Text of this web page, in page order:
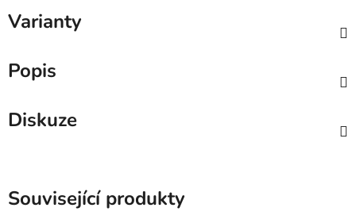
Varianty
Popis
Diskuze
Související produkty